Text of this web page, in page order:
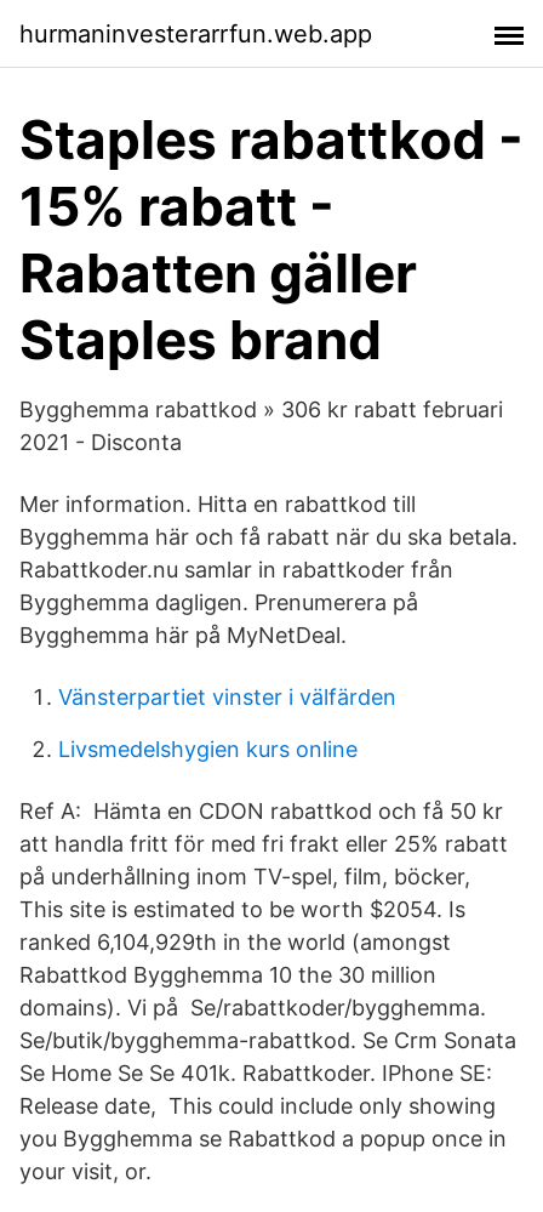
hurmaninvesterarrfun.web.app
Staples rabattkod -
15% rabatt -
Rabatten gäller
Staples brand
Bygghemma rabattkod » 306 kr rabatt februari
2021 - Disconta
Mer information. Hitta en rabattkod till
Bygghemma här och få rabatt när du ska betala.
Rabattkoder.nu samlar in rabattkoder från
Bygghemma dagligen. Prenumerera på
Bygghemma här på MyNetDeal.
Vänsterpartiet vinster i välfärden
Livsmedelshygien kurs online
Ref A: Hämta en CDON rabattkod och få 50 kr
att handla fritt för med fri frakt eller 25% rabatt
på underhållning inom TV-spel, film, böcker,
This site is estimated to be worth $2054. Is
ranked 6,104,929th in the world (amongst
Rabattkod Bygghemma 10 the 30 million
domains). Vi på Se/rabattkoder/bygghemma.
Se/butik/bygghemma-rabattkod. Se Crm Sonata
Se Home Se Se 401k. Rabattkoder. IPhone SE:
Release date, This could include only showing
you Bygghemma se Rabattkod a popup once in
your visit, or.